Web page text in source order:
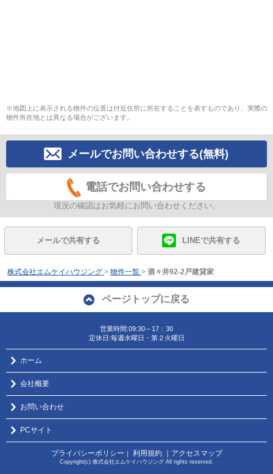
※地図上に表示される物件の位置は付近住所に所在することを表すものであり、実際の
物件所在地とは異なる場合がございます。
メールでお問い合わせする(無料)
電話でお問い合わせする
現況の確認はお気軽にお問い合わせください。
メールで共有する LINEで共有する
株式会社エムケイハウジング > 物件一覧 > 酒々井92-2戸建貸家
ページトップに戻る
営業時間:09:30～17：30
定休日:毎週水曜日・第２火曜日
ホーム
会社概要
お問い合わせ
PCサイト
プライバシーポリシー 利用規約 ｜アクセスマップ
Copyright(c) 株式会社エムケイハウジング All rights reserved.